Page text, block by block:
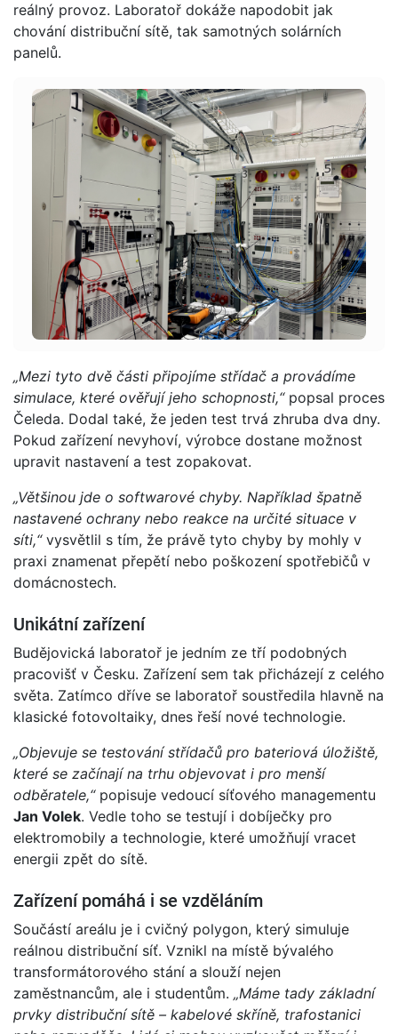
reálný provoz. Laboratoř dokáže napodobit jak
chování distribuční sítě, tak samotných solárních
panelů.
„Mezi tyto dvě části připojíme střídač a provádíme
simulace, které ověřují jeho schopnosti,“popsal proces
Čeleda. Dodal také, že jeden test trvá zhruba dva dny.
Pokud zařízení nevyhoví, výrobce dostane možnost
upravit nastavení a test zopakovat.
„Většinou jde o softwarové chyby. Například špatně
nastavené ochrany nebo reakce na určité situace v
síti,“vysvětlil s tím, že právě tyto chyby by mohly v
praxi znamenat přepětí nebo poškození spotřebičů v
domácnostech.
Unikátní zařízení
Budějovická laboratoř je jedním ze tří podobných
pracovišť v Česku. Zařízení sem tak přicházejí z celého
světa. Zatímco dříve se laboratoř soustředila hlavně na
klasické fotovoltaiky, dnes řeší nové technologie.
„Objevuje se testování střídačů pro bateriová úložiště,
které se začínají na trhu objevovat i pro menší
odběratele,“popisuje vedoucí síťového managementu
Jan Volek. Vedle toho se testují i dobíječky pro
elektromobily a technologie, které umožňují vracet
energii zpět do sítě.
Zařízení pomáhá i se vzděláním
Součástí areálu je i cvičný polygon, který simuluje
reálnou distribuční síť. Vznikl na místě bývalého
transformátorového stání a slouží nejen
zaměstnancům, ale i studentům. „Máme tady základní
prvky distribuční sítě – kabelové skříně, trafostanici